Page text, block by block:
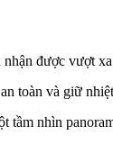
được vượt
toàn và giữ
tầm nhìn